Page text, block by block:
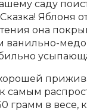
саду
Яблоня
она
самым
грамм в весе,